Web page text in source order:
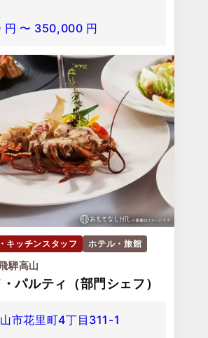
円 〜 350,000 円
キッチンスタッフ ホテル・旅館
騨高山
パルティ（部門シェフ）
市花里町4丁目311-1